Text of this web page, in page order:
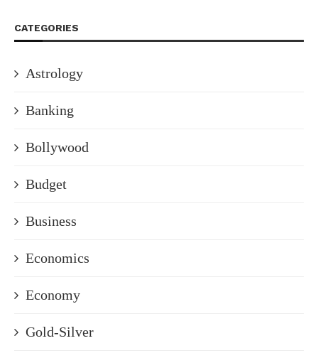
CATEGORIES
Astrology
Banking
Bollywood
Budget
Business
Economics
Economy
Gold-Silver